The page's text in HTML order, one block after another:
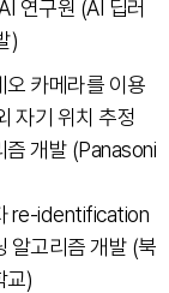
연구원 (AI 딥러
)
오 카메라를 이용
자기 위치 추정
즘 개발 (Panasoni
re-identification
알고리즘 개발 (북
교)